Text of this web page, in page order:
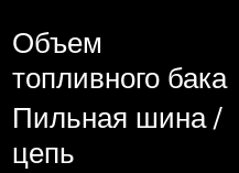
Объем
топливного бака
Пильная шина /
цепь